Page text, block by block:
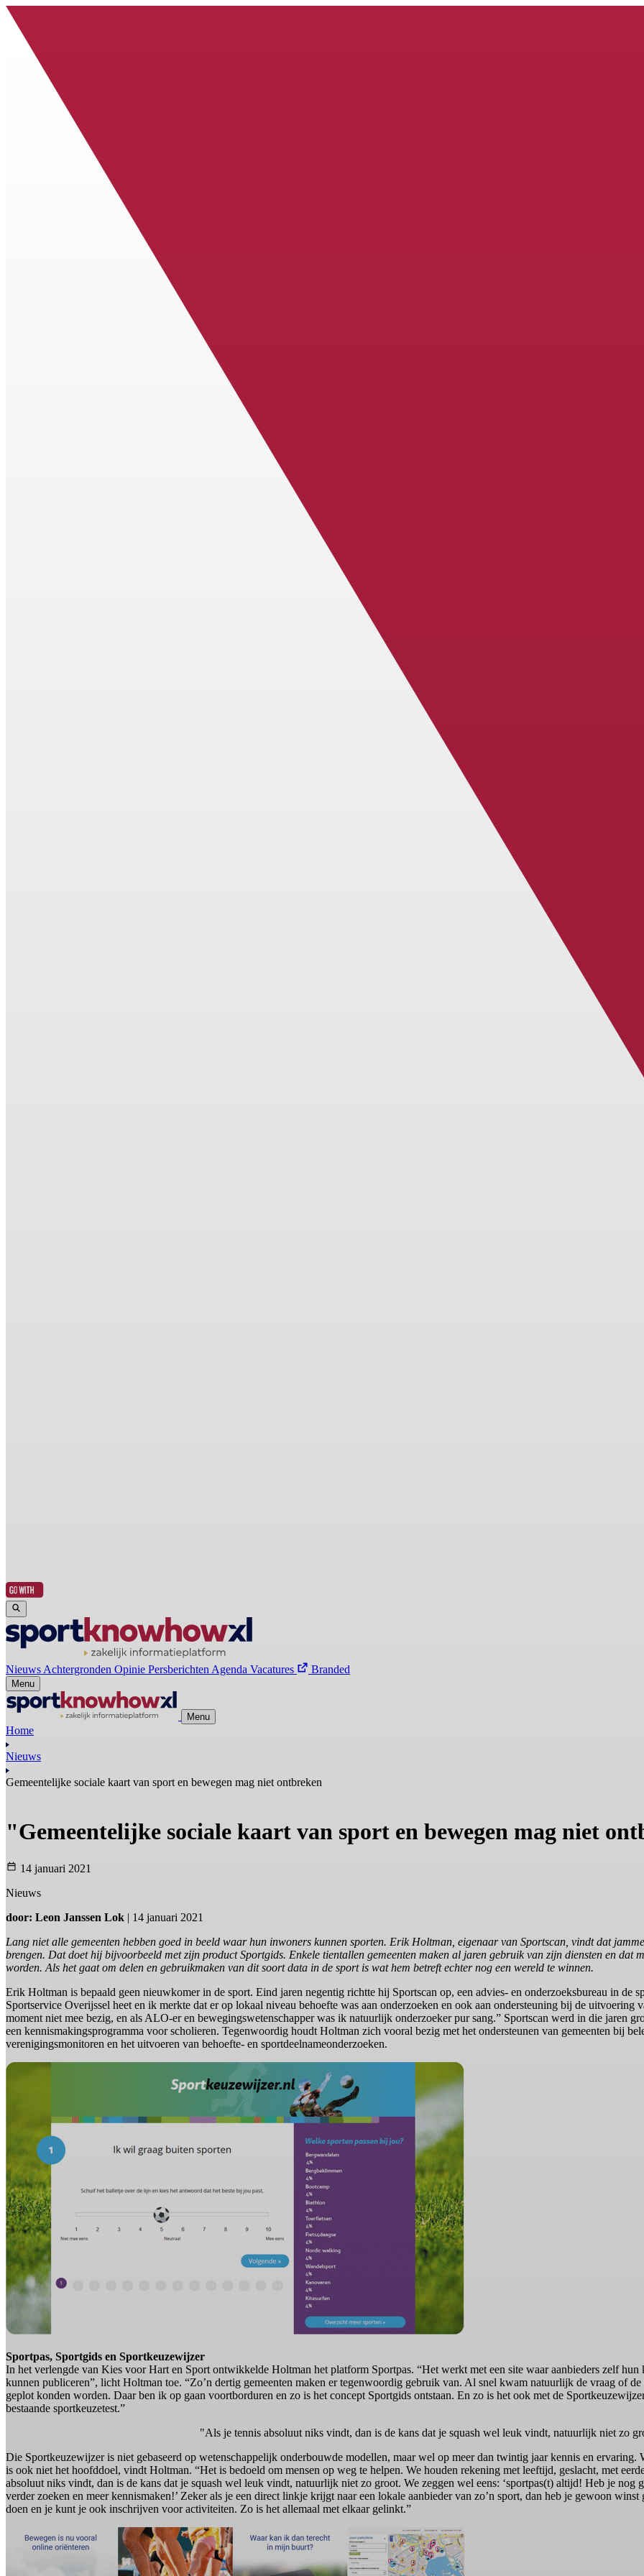
Nieuws Achtergronden Opinie Persberichten Agenda Vacatures Branded
Menu
Menu
Home
Nieuws
Gemeentelijke sociale kaart van sport en bewegen mag niet ontbreken
"Gemeentelijke sociale kaart van sport en bewegen mag niet
14 januari 2021
Nieuws
door: Leon Janssen Lok | 14 januari 2021
Lang niet alle gemeenten hebben goed in beeld waar hun inwoners kunnen sporten. Erik Holtman, eigenaar van Sportscan, vindt dat
brengen. Dat doet hij bijvoorbeeld met zijn product Sportgids. Enkele tientallen gemeenten maken al jaren gebruik van zijn diensten en dat
worden. Als het gaat om delen en gebruikmaken van dit soort data in de sport is wat hem betreft echter nog een wereld te winnen.
Erik Holtman is bepaald geen nieuwkomer in de sport. Eind jaren negentig richtte hij Sportscan op, een advies- en onderzoeksbureau in de
Sportservice Overijssel heet en ik merkte dat er op lokaal niveau behoefte was aan onderzoeken en ook aan ondersteuning bij de uitvoering
moment niet mee bezig, en als ALO-er en bewegingswetenschapper was ik natuurlijk onderzoeker pur sang.” Sportscan werd in die jaren
een kennismakingsprogramma voor scholieren. Tegenwoordig houdt Holtman zich vooral bezig met het ondersteunen van gemeenten bij
verenigingsmonitoren en het uitvoeren van behoefte- en sportdeelnameonderzoeken.
Sportpas, Sportgids en Sportkeuzewijzer
In het verlengde van Kies voor Hart en Sport ontwikkelde Holtman het platform Sportpas. “Het werkt met een site waar aanbieders zelf
kunnen publiceren”, licht Holtman toe. “Zo’n dertig gemeenten maken er tegenwoordig gebruik van. Al snel kwam natuurlijk de vraag of
geplot konden worden. Daar ben ik op gaan voortborduren en zo is het concept Sportgids ontstaan. En zo is het ook met de
bestaande sportkeuzetest.”
"Als je tennis absoluut niks vindt, dan is de kans dat je squash wel leuk vindt, natuurlijk niet zo
Die Sportkeuzewijzer is niet gebaseerd op wetenschappelijk onderbouwde modellen, maar wel op meer dan twintig jaar kennis en ervaring.
is ook niet het hoofddoel, vindt Holtman. “Het is bedoeld om mensen op weg te helpen. We houden rekening met leeftijd, geslacht, met
absoluut niks vindt, dan is de kans dat je squash wel leuk vindt, natuurlijk niet zo groot. We zeggen wel eens: ‘sportpas(t) altijd! Heb je nog
verder zoeken en meer kennismaken!’ Zeker als je een direct linkje krijgt naar een lokale aanbieder van zo’n sport, dan heb je gewoon winst
doen en je kunt je ook inschrijven voor activiteiten. Zo is het allemaal met elkaar gelinkt.”